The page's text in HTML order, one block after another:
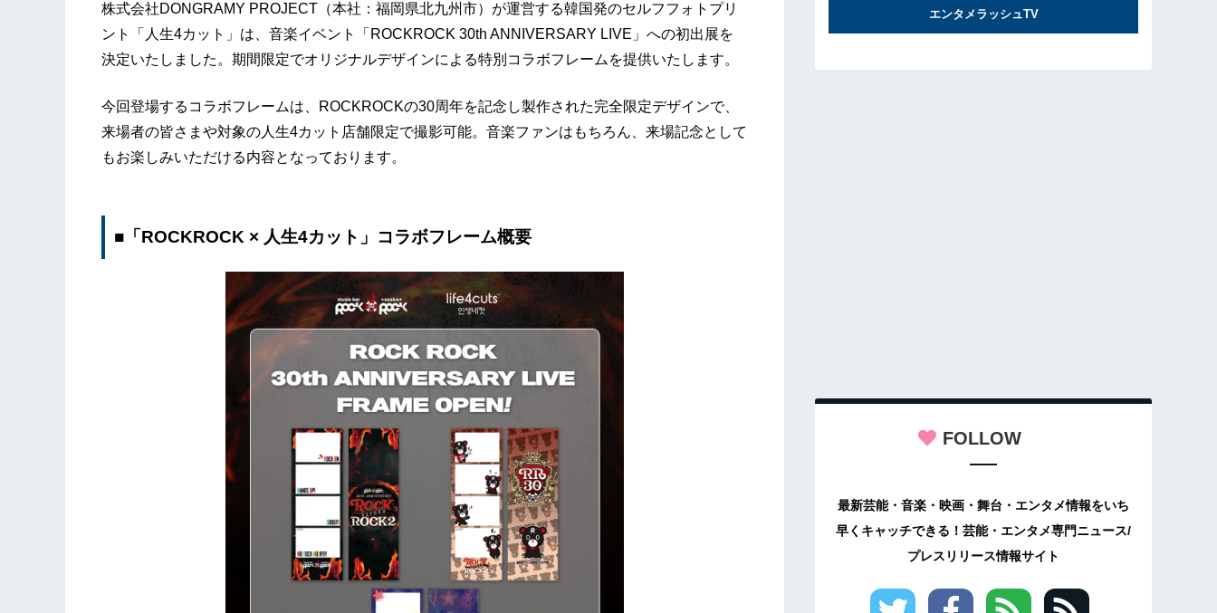
株式会社DONGRAMY PROJECT（本社：福岡県北九州市）が運営する韓国発のセルフフォトプリ
ント「人生4カット」は、音楽イベント「ROCKROCK 30th ANNIVERSARY LIVE」への初出展を
決定いたしました。期間限定でオリジナルデザインによる特別コラボフレームを提供いたします。
今回登場するコラボフレームは、ROCKROCKの30周年を記念し製作された完全限定デザインで、
来場者の皆さまや対象の人生4カット店舗限定で撮影可能。音楽ファンはもちろん、来場記念として
もお楽しみいただける内容となっております。
■「ROCKROCK × 人生4カット」コラボフレーム概要
エンタメラッシュTV
FOLLOW
最新芸能・音楽・映画・舞台・エンタメ情報をいち
早くキャッチできる！芸能・エンタメ専門ニュース/
プレスリリース情報サイト